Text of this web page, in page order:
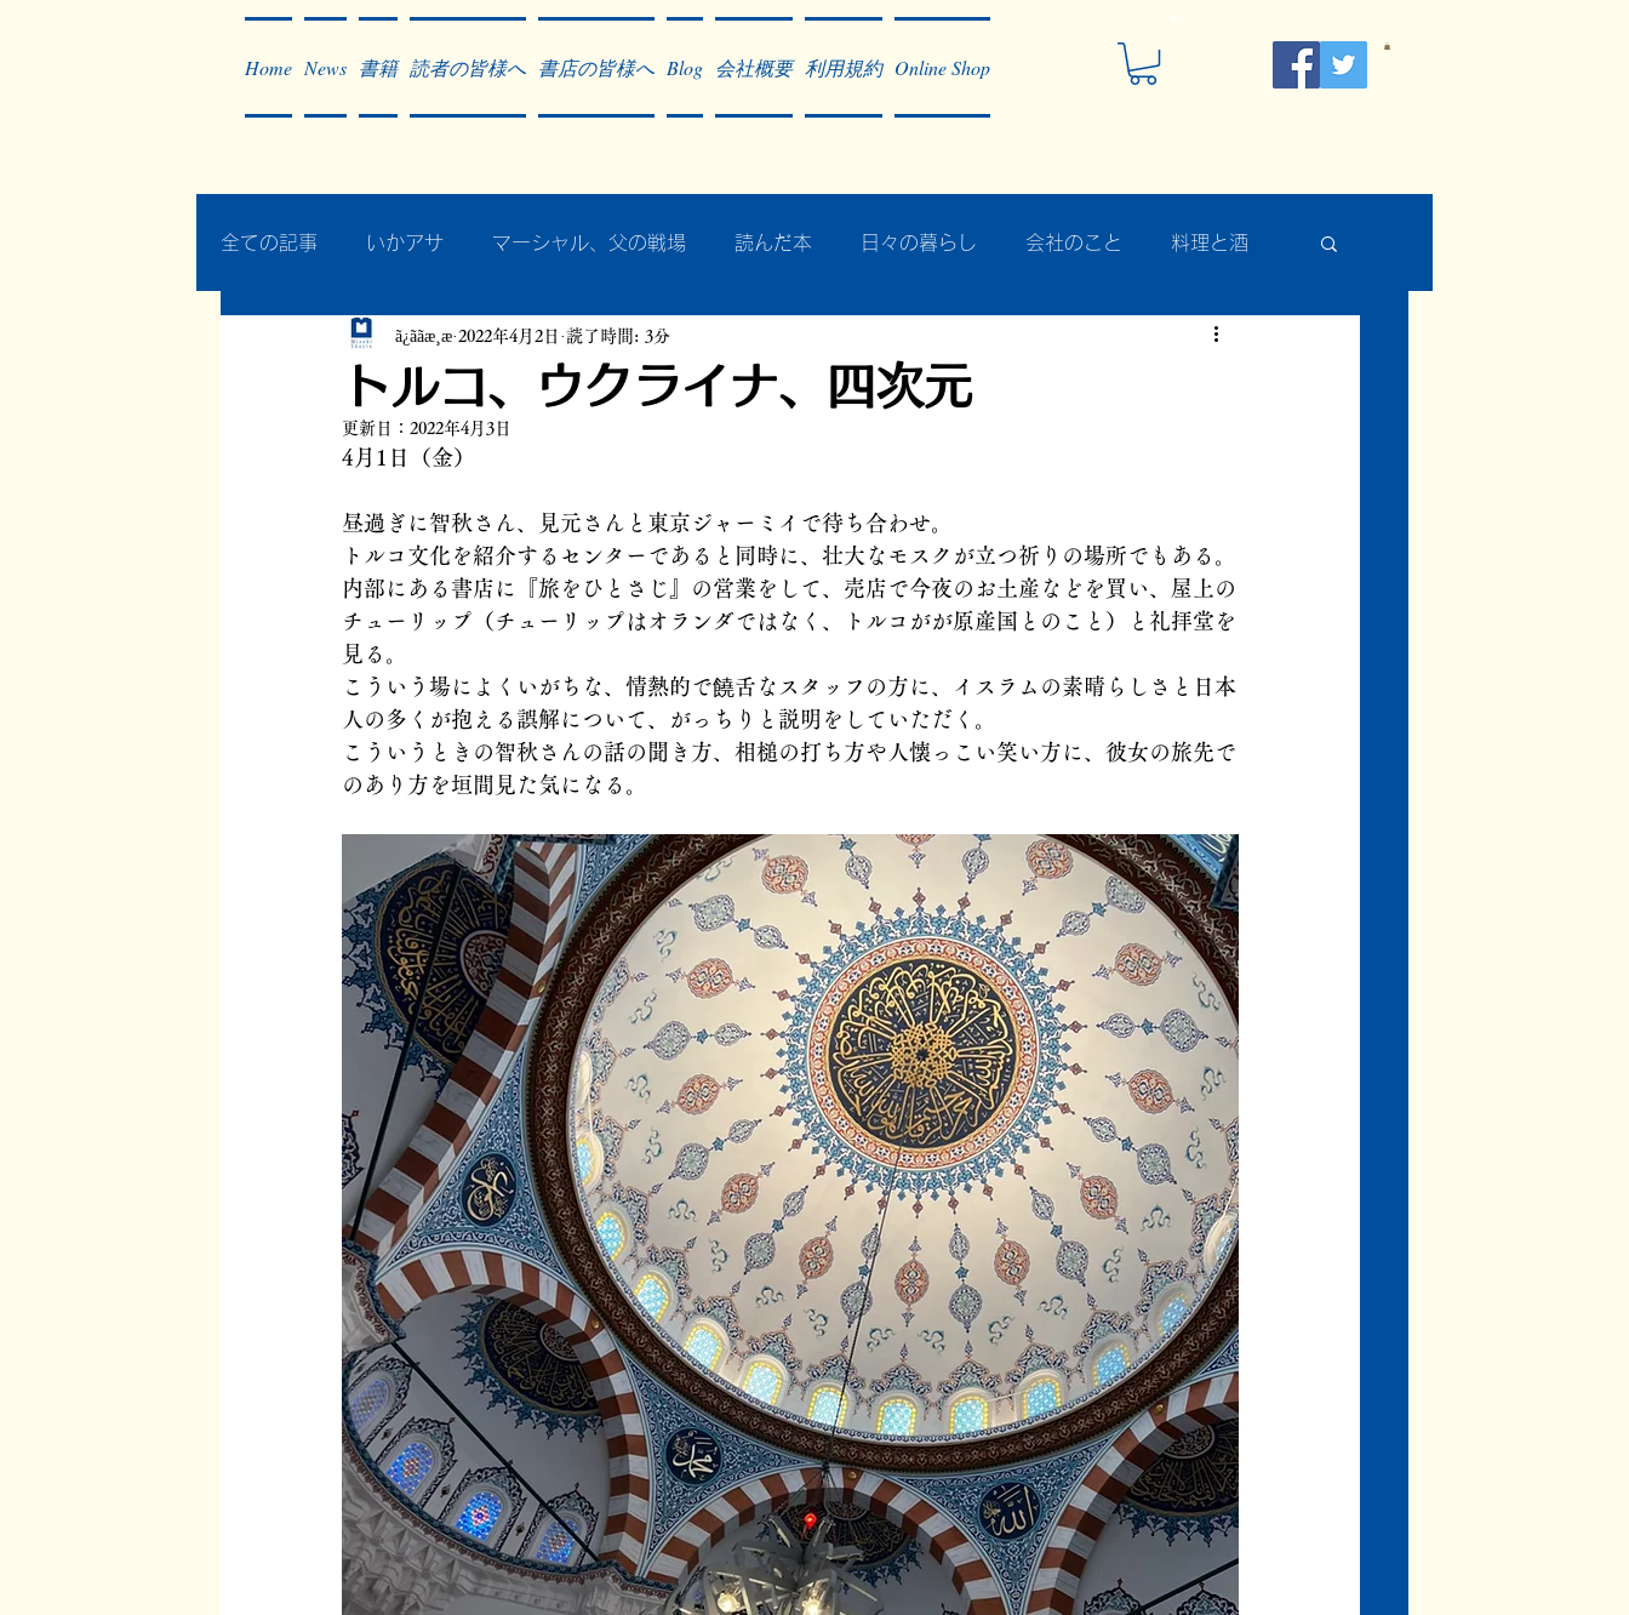
Home News 書籍 読者の皆様へ 書店の皆様へ Blog 会社概要 利用規約 Online Shop
全ての記事 いかアサ マーシャル、父の戦場 読んだ本 日々の暮らし 会社のこと 料理と酒
秘蔵写真200枚でたどるアジア・太平洋戦争
作った本・作っている本
トルコ、ウクライナ、四次元
ã¿ããæ¸æ 2022年4月2日 読了時間: 3分
更新日： 2022年4月3日
4月1日（金）
昼過ぎに智秋さん、見元さんと東京ジャーミイで待ち合わせ。
トルコ文化を紹介するセンターであると同時に、壮大なモスクが立つ祈りの場所でもある。
内部にある書店に『旅をひとさじ』の営業をして、売店で今夜のお土産などを買い、屋上の
チューリップ（チューリップはオランダではなく、トルコがが原産国とのこと）と礼拝堂を
見る。
こういう場によくいがちな、情熱的で饒舌なスタッフの方に、イスラムの素晴らしさと日本
人の多くが抱える誤解について、がっちりと説明をしていただく。
こういうときの智秋さんの話の聞き方、相槌の打ち方や人懐っこい笑い方に、彼女の旅先で
のあり方を垣間見た気になる。